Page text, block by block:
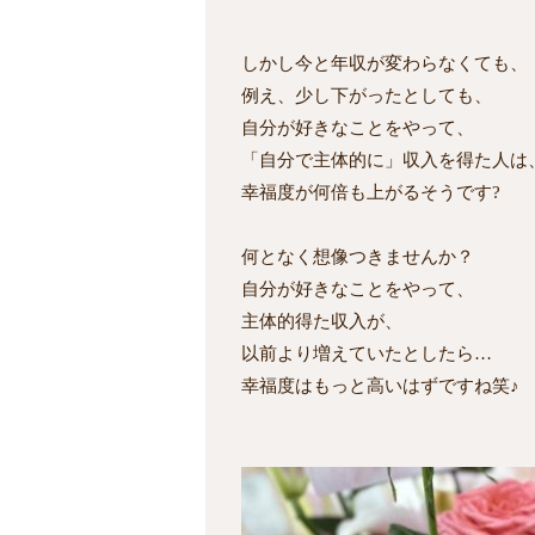
しかし今と年収が変わらなくても、
例え、少し下がったとしても、
自分が好きなことをやって、
「自分で主体的に」収入を得た人は
幸福度が何倍も上がるそうです?
何となく想像つきませんか？
自分が好きなことをやって、
主体的得た収入が、
以前より増えていたとしたら…
幸福度はもっと高いはずですね笑♪